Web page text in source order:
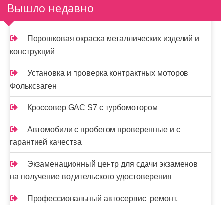
Вышло недавно
Порошковая окраска металлических изделий и
конструкций
Установка и проверка контрактных моторов
Фольксваген
Кроссовер GAC S7 с турбомотором
Автомобили с пробегом проверенные и с
гарантией качества
Экзаменационный центр для сдачи экзаменов
на получение водительского удостоверения
Профессиональный автосервис: ремонт,